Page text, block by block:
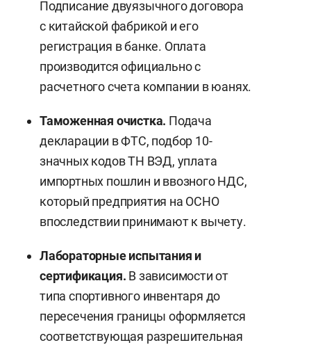
Подписание двуязычного договора
с китайской фабрикой и его
регистрация в банке. Оплата
производится официально с
расчетного счета компании в юанях.
Таможенная очистка. Подача
декларации в ФТС, подбор 10-
значных кодов ТН ВЭД, уплата
импортных пошлин и ввозного НДС,
который предприятия на ОСНО
впоследствии принимают к вычету.
Лабораторные испытания и
сертификация. В зависимости от
типа спортивного инвентаря до
пересечения границы оформляется
соответствующая разрешительная